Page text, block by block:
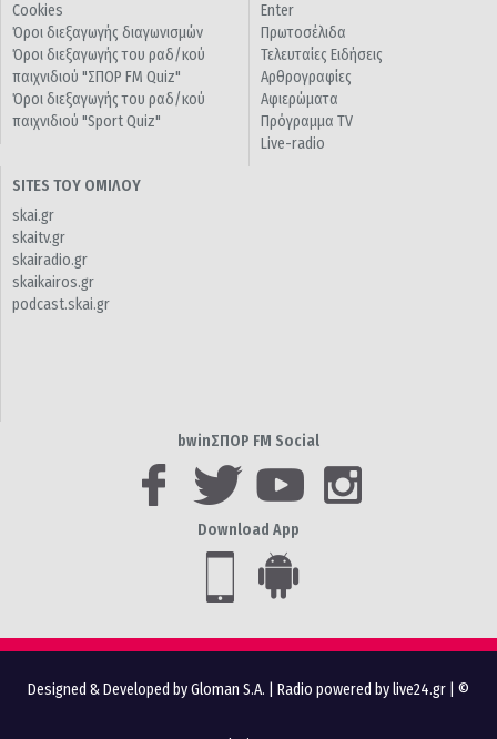
Cookies
Όροι διεξαγωγής διαγωνισμών
Όροι διεξαγωγής του ραδ/κού
παιχνιδιού "ΣΠΟΡ FM Quiz"
Όροι διεξαγωγής του ραδ/κού
παιχνιδιού "Sport Quiz"
Enter
Πρωτοσέλιδα
Τελευταίες Ειδήσεις
Αρθρογραφίες
Αφιερώματα
Πρόγραμμα TV
Live-radio
SITES ΤΟΥ ΟΜΙΛΟΥ
skai.gr
skaitv.gr
skairadio.gr
skaikairos.gr
podcast.skai.gr
bwinΣΠΟΡ FM Social
Download App
Designed & Developed by Gloman S.A. Radio powered by live24.gr | ©